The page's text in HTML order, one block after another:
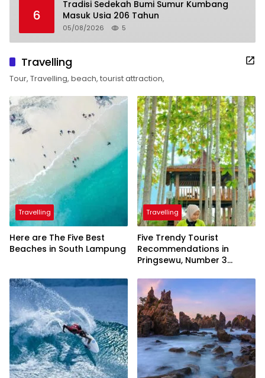
6
Tradisi Sedekah Bumi Sumur Kumbang
Masuk Usia 206 Tahun
05/08/2026 5
Travelling
Tour, Travelling, beach, tourist attraction,
Travelling
Here are The Five Best
Beaches in South Lampung
Travelling
Five Trendy Tourist
Recommendations in
Pringsewu, Number 3
President